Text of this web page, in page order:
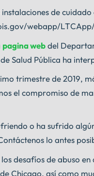
de
webapp/
pagina webdel
Salud Pública ha
trimestre de 2019,
el compromiso de
o ha sufrido
lo antes
desafíos de abuso
Chicago, así como